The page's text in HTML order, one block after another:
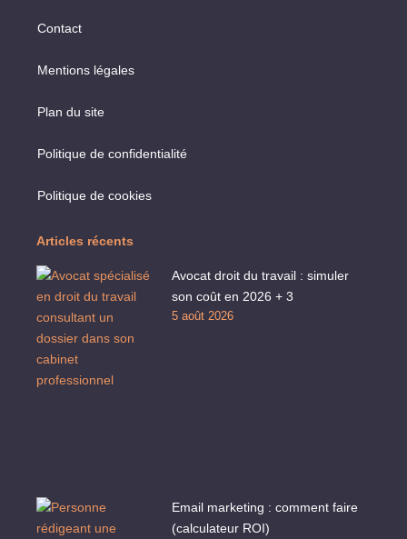
Contact
Mentions légales
Plan du site
Politique de confidentialité
Politique de cookies
Articles récents
Avocat droit du travail : simuler
son coût en 2026 + 3
5 août 2026
Email marketing : comment faire
(calculateur ROI)